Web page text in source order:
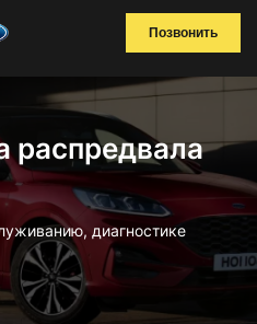
Позвонить
распредвала
диагностике